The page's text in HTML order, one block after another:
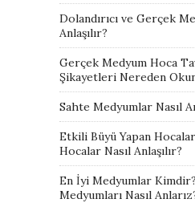
Dolandırıcı ve Gerçek
Anlaşılır?
Gerçek Medyum Hoca
Şikayetleri Nereden
Sahte Medyumlar Nasıl
Etkili Büyü Yapan
Hocalar Nasıl Anlaşılır?
En İyi Medyumlar Kimdir?
Medyumları Nasıl